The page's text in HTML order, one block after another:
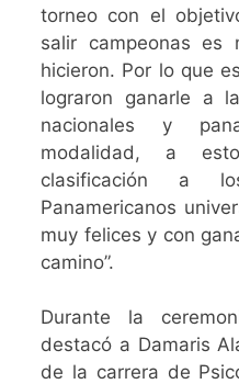
torneo con el
salir campeonas es
hicieron. Por lo que
lograron ganarle a
nacionales y
modalidad, a
clasificación a
Panamericanos
muy felices y con
camino”.
Durante la
destacó a Damaris
de la carrera de